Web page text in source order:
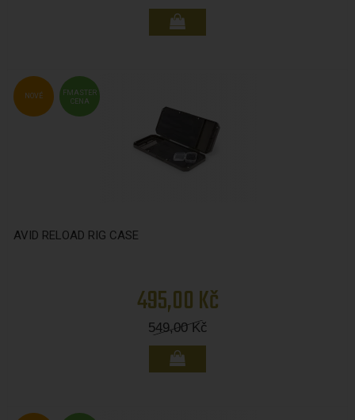
FMASTER
CENA
NOVÉ
AVID RELOAD RIG CASE
495,00 Kč
549,00Kč